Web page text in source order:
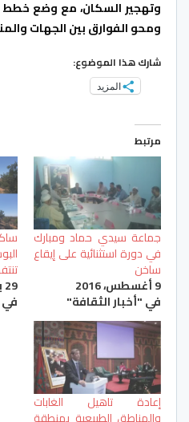
وتهجير السكان، مع وضع
ومحو الفوارق بين الجهات
شارك هذا الموضوع:
المزيد
مرتبط
جماعة سيدي حماد ومبارك
في دورة استثنائية على إيقاع
ساخن
9 أغسطس، 2016
في "أخبار الثقافة"
29 يونيو، 2019
في
إعادة تاهيل الغابات
والمناطق الطبيعية بمنطقة